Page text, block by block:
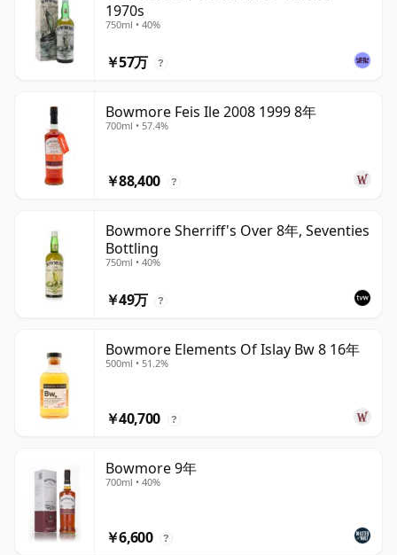
1970s
750ml • 40%
￥57万 ?
Bowmore Feis Ile 2008 1999 8年
700ml • 57.4%
￥88,400 ?
Bowmore Sherriff's Over 8年, Seventies
Bottling
750ml • 40%
￥49万 ?
Bowmore Elements Of Islay Bw 8 16年
500ml • 51.2%
￥40,700 ?
Bowmore 9年
700ml • 40%
￥6,600 ?